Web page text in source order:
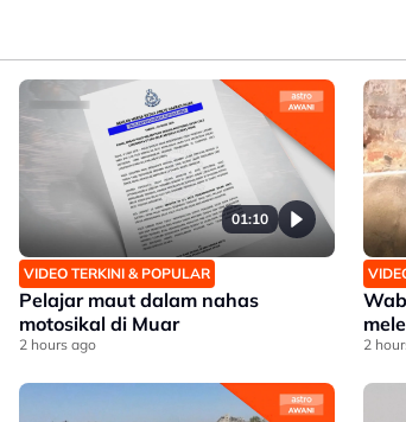
01:10
VIDEO TERKINI & POPULAR
Pelajar maut dalam nahas
motosikal di Muar
2 hours ago 2